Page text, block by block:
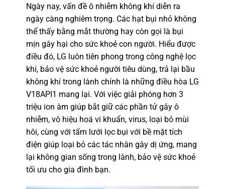
Ngày nay, vấn đề ô nhiễm không khí diễn ra
ngày càng nghiêm trọng. Các hạt bụi nhỏ không
thể thấy bằng mắt thường hay còn gọi là bụi
mịn gây hại cho sức khoẻ con người. Hiểu được
điều đó,LG luôn tiên phong trong công nghệ lọc
khí, bảo vệ sức khoẻ người tiêu dùng, trả lại bầu
không khí trong lành chính là những điều hòa LG
V18API1 mang lại. Với việc giải phóng hơn 3
triệu ion âm giúp bắt giữ các phần tử gây ô
nhiễm, vô hiệu hoá vi khuẩn, virus, loại bỏ mùi
hôi, cùng với tấm lưới lọc bụi với bề mặt tích
điện giúp loại bỏ các tác nhân gây dị ứng, mang
lại không gian sống trong lành, bảo vệ sức khoẻ
tối ưu cho gia đình bạn.